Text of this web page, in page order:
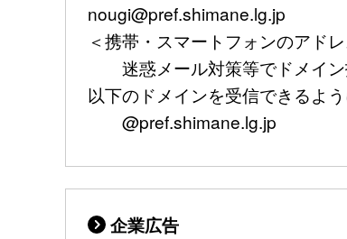
nougi@pref.shimane.lg.jp
＜携帯・スマートフォンのアド
迷惑メール対策等でドメイン
以下のドメインを受信できるよ
@pref.shimane.lg.jp
企業広告